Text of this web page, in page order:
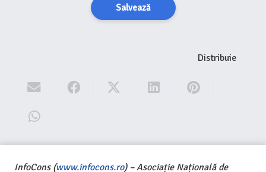
Salvează
Distribuie
InfoCons (www.infocons.ro) – Asociație Națională de